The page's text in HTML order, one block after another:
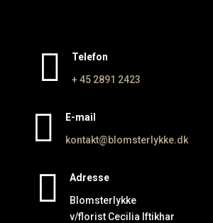

Telefon
+ 45 2891 2423

E-mail
kontakt@blomsterlykke.dk

Adresse
Blomsterlykke
v/florist Cecilia Iftikhar